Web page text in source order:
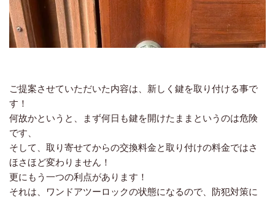
ご提案させていただいた内容は、新しく鍵を取り付ける事で
す！
何故かというと、まず何日も鍵を開けたままというのは危険
です、
そして、取り寄せてからの交換料金と取り付けの料金ではさ
ほさほど変わりません！
更にもう一つの利点があります！
それは、ワンドアツーロックの状態になるので、防犯対策に